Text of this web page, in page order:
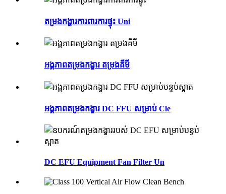
តម្រងកង្ហារការពារការផ្ទុះ Uni
អង្គភាពតម្រងកង្ហារ តម្រងគីមី
អង្គភាពតម្រងកង្ហារ DC FFU សម្រាប់ Cle
DC EFU Equipment Fan Filter Un